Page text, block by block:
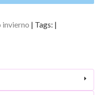
invierno | Tags: |